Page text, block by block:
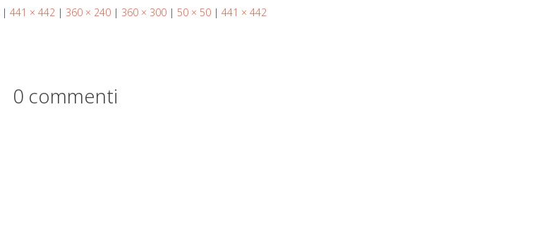
| 441 × 442 | 360 × 240 | 360 × 300 | 50 × 50 | 441 × 442
0 commenti